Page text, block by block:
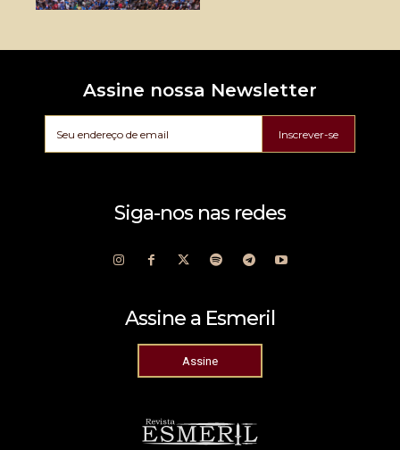
Assine nossa Newsletter
Inscrever-se
Siga-nos nas redes
Assine a Esmeril
Assine